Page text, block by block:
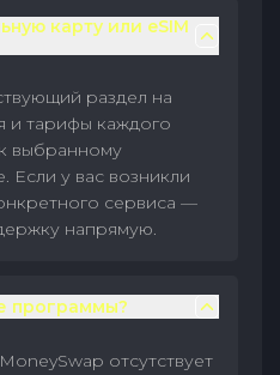
карту или eSIM
раздел на
и тарифы каждого
выбранному
Если у вас возникли
сервиса —
напрямую.
программы?
отсутствует